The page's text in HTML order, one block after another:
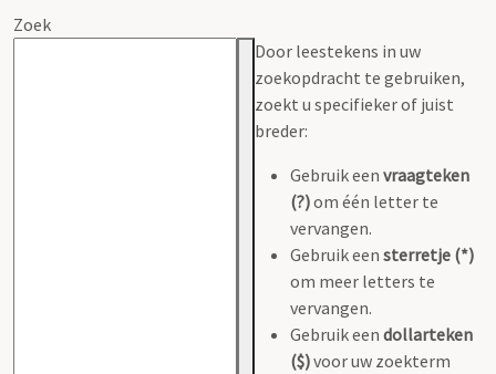
Zoek
Door leestekens in uw
zoekopdracht te gebruiken,
zoekt u specifieker of juist
breder:
Gebruik een vraagteken
(?)om één letter te
vervangen.
Gebruik een sterretje (*)
om meer letters te
vervangen.
Gebruik een dollarteken
($)voor uw zoekterm